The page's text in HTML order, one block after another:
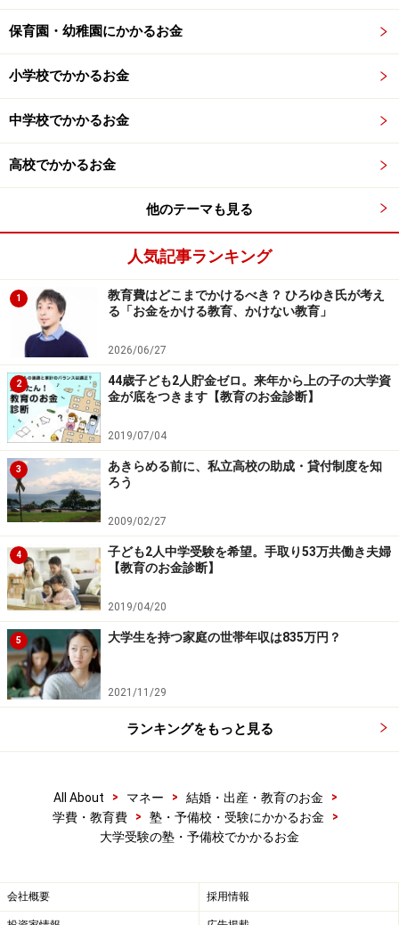
童・生徒の構成比」を基に算出
大学生の子どもを持つ人に経験談を聞いて紹介するブロ
グを運営していますが、その中でも、塾や予備校に通わ
ないで大学に進学した子どもを持つママが登場します。
を出す子、本人の個性と家庭の方針に合わせて、塾や予
備校を利用するかどうかを含め、上手に選択しよう」と
額」を見込むことが大切。塾や予備校代など大学受験に
関する費用を出す予定の家庭なら、塾や予備校に行くこ
とを前提として、お金を用立てしておくと安心かと思い
ます。
大学受験の塾・予備校にかかる費用の目安
は年間40万～100万円
多くの塾・予備校は、好きな科目を選んで受ける単科式
の形態をとっています。選択する科目の数が多ければ当
然費用もアップ。志望校に合わせた科目を組み合わせた
プランがあるところも多いです。また、夏期や冬期の講
習も別料金なので、必要なものを上手に選んでいきたい
ですね。
ここでは代表的な2つの塾・予備校の費用について、概
算で一例を紹介します。
たくさん選べば年間100万円近くかかることも（クリックで
拡大）
A塾、B塾ともに、選ぶ講座によって金額や受講できる単
位数が異なりますが、このように科目・レベル別などに
保育園・幼稚園にかかるお金
小学校でかかるお金
中学校でかかるお金
高校でかかるお金
他のテーマも見る
人気記事ランキング
1
教育費はどこまでかけるべき？ ひろゆき氏が考え
る「お金をかける教育、かけない教育」
2026/06/27
2
44歳子ども2人貯金ゼロ。来年から上の子の大学資
金が底をつきます【教育のお金診断】
2019/07/04
3
あきらめる前に、私立高校の助成・貸付制度を知
ろう
2009/02/27
4
子ども2人中学受験を希望。手取り53万共働き夫婦
【教育のお金診断】
2019/04/20
5 大学生を持つ家庭の世帯年収は835万円？
2021/11/29
ランキングをもっと見る
All About > マネー > 結婚・出産・教育のお金
>
学費・教育費
> 塾・予備校・受験にかかるお金
>
大学受験の塾・予備校でかかるお金
会社概要 採用情報